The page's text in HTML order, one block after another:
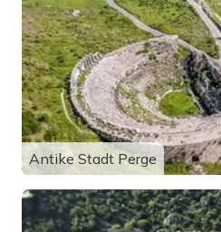
Antike Stadt Perge